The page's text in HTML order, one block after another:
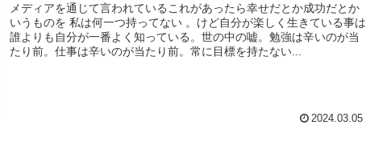
メディアを通じて言われているこれがあったら幸せだとか成功だとか
いうものを 私は何一つ持ってない 。けど自分が楽しく生きている事は
誰よりも自分が一番よく知っている。世の中の嘘。勉強は辛いのが当
たり前。仕事は辛いのが当たり前。常に目標を持たない...
2024.03.05